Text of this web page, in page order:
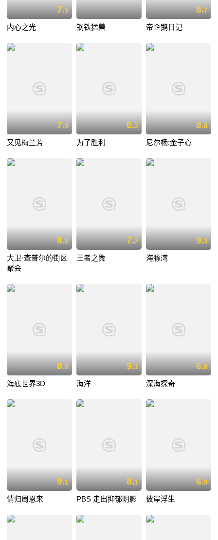
7.5
内心之光 钢铁猛兽
8.7
帝企鹅日记
7.9
又见梅兰芳
6.3
为了胜利
8.8
尼尔杨:金子心
8.8
大卫·查普尔的街区
聚会
7.7
王者之舞
9.3
海豚湾
8.8
海底世界3D
9.1
海洋
6.8
深海探奇
9.1
情归周恩来
8.1
PBS 走出抑郁阴影
6.9
彼岸浮生